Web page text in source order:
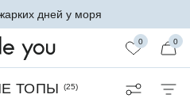
дней у моря
0 0
ТОПЫ (25)